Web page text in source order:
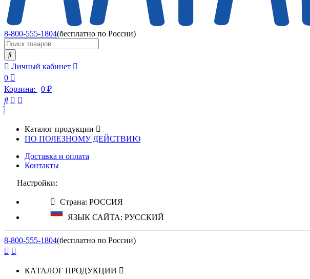
8-800-555-1804(бесплатно по России)
Личный кабинет
0
Корзина:
0 ₽
Каталог продукции
ПО ПОЛЕЗНОМУ ДЕЙСТВИЮ
Доставка и оплата
Контакты
Настройки:
Страна: РОССИЯ
ЯЗЫК САЙТА: РУССКИЙ
8-800-555-1804(бесплатно по России)
КАТАЛОГ ПРОДУКЦИИ